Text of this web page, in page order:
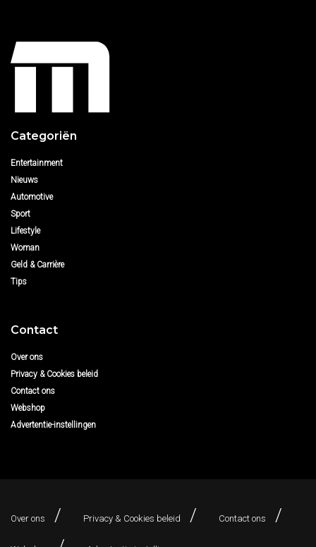
Categoriën
Entertainment
Nieuws
Automotive
Sport
Lifestyle
Woman
Geld & Carrière
Tips
Contact
Over ons
Privacy & Cookies beleid
Contact ons
Webshop
Advertentie-instellingen
Over ons Privacy & Cookies beleid Contact ons